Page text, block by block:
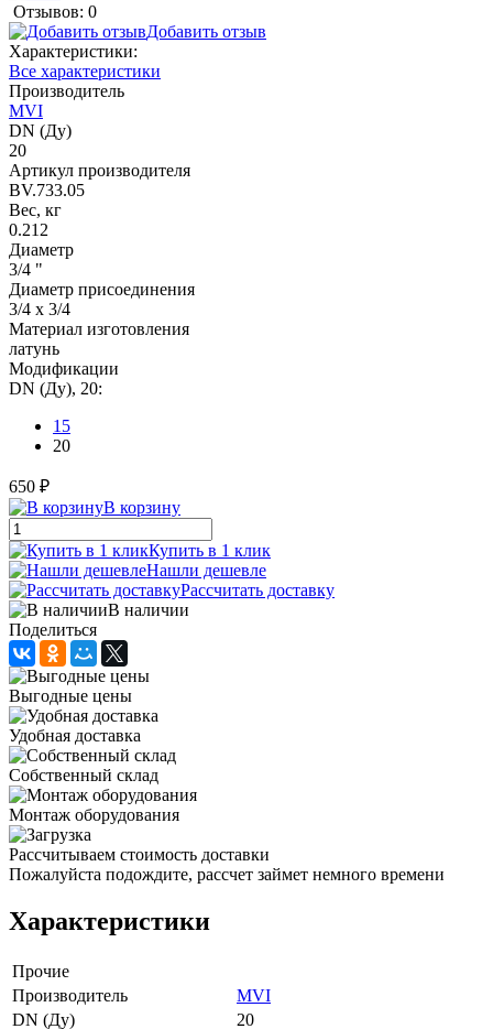
Отзывов: 0
Добавить отзыв
Характеристики:
Все характеристики
Производитель
MVI
DN (Ду)
20
Артикул производителя
BV.733.05
Вес, кг
0.212
Диаметр
3/4 "
Диаметр присоединения
3/4 x 3/4
Материал изготовления
латунь
Модификации
DN (Ду), 20:
15
20
650 ₽
В корзину
Купить в 1 клик
Нашли дешевле
Рассчитать доставку
В наличии
Поделиться
Выгодные цены
Удобная доставка
Собственный склад
Монтаж оборудования
Рассчитываем стоимость доставки
Пожалуйста подождите, рассчет займет немного времени
Характеристики
Прочие
Производитель
MVI
DN (Ду)
20